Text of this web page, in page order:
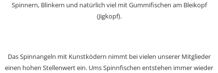
Spinnern, Blinkern und natürlich viel mit Gummifischen am Bleikopf
(Jigkopf).
Das Spinnangeln mit Kunstködern nimmt bei vielen unserer Mitglieder
einen hohen Stellenwert ein. Ums Spinnfischen entstehen immer wieder